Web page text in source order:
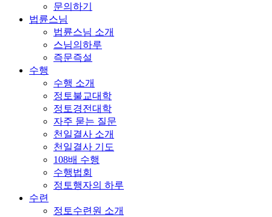
문의하기
법륜스님
법륜스님 소개
스님의하루
즉문즉설
수행
수행 소개
정토불교대학
정토경전대학
자주 묻는 질문
천일결사 소개
천일결사 기도
108배 수행
수행법회
정토행자의 하루
수련
정토수련원 소개